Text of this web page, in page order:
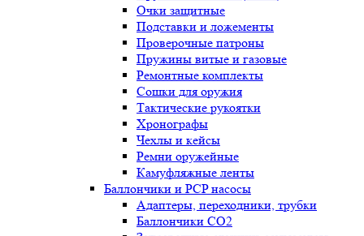
Очки защитные
Подставки и ложементы
Проверочные патроны
Пружины витые и газовые
Ремонтные комплекты
Сошки для оружия
Тактические рукоятки
Хронографы
Чехлы и кейсы
Ремни оружейные
Камуфляжные ленты
Баллончики и PCP насосы
Адаптеры, переходники, трубки
Баллончики CO2